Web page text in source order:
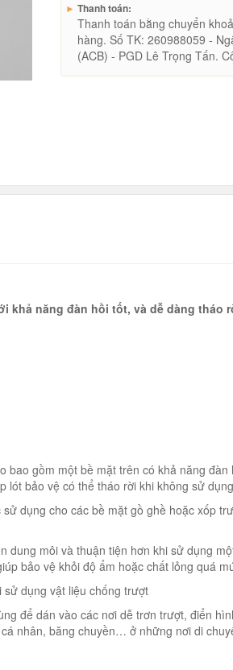
► Thanh toán:
Thanh toán bằng chuyển
hàng. Số TK: 260988059 -
(ACB) - PGD Lê Trọng Tấn.
khả năng đàn hồi tốt, và dễ dàng tháo
gồm một bề mặt trên có khả năng
lót bảo vệ có thể tháo rời khi không sử dụng
dụng cho các bề mặt gồ ghề hoặc xốp
dung môi và thuận tiện hơn khi sử dụng
bảo vệ khỏi độ ẩm hoặc chất lỏng quá
sử dụng vật liệu chống trượt
để dán vào các nơi dễ trơn trượt, điển
nhân, băng chuyền… ở những nơi di